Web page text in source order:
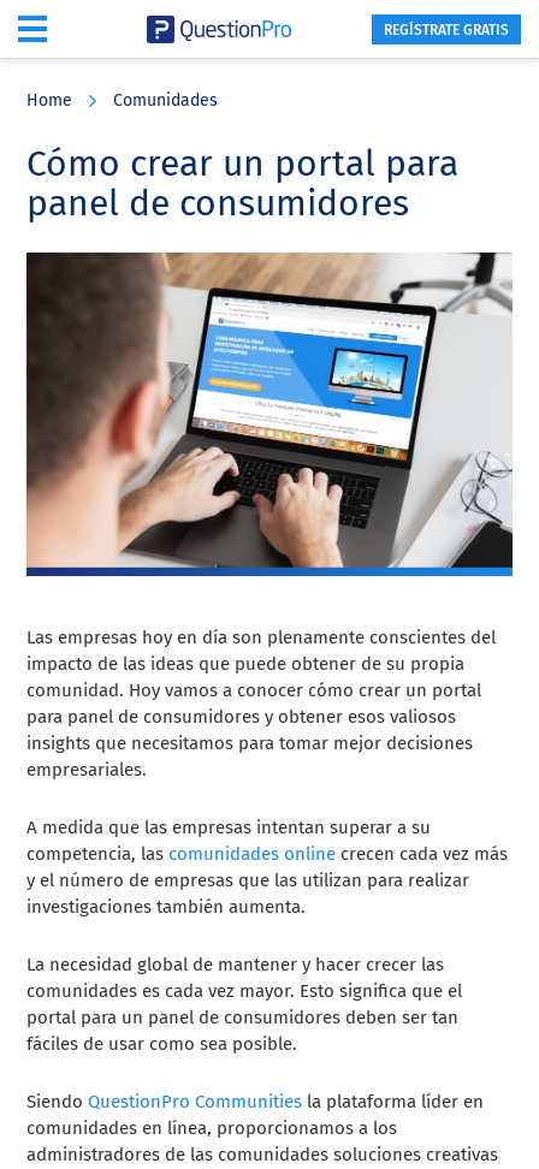
content
sidebar
REGÍSTRATE GRATIS
Home Comunidades
Cómo crear un portal para
panel de consumidores
Las empresas hoy en día son plenamente conscientes del
impacto de las ideas que puede obtener de su propia
comunidad. Hoy vamos a conocer cómo crear un portal
para panel de consumidores y obtener esos valiosos
insights que necesitamos para tomar mejor decisiones
empresariales.
A medida que las empresas intentan superar a su
competencia, las comunidades online crecen cada vez más
y el número de empresas que las utilizan para realizar
investigaciones también aumenta.
La necesidad global de mantener y hacer crecer las
comunidades es cada vez mayor. Esto significa que el
portal para un panel de consumidores deben ser tan
fáciles de usar como sea posible.
SiendoQuestionPro Communities la plataforma líder en
comunidades en línea, proporcionamos a los
administradores de las comunidades soluciones creativas